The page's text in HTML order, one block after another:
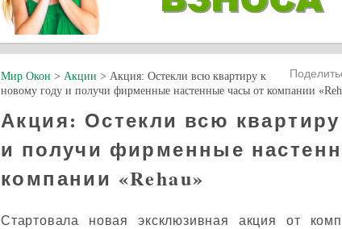
Мир Окон > Акции > Акция: Остекли всю квартиру к
новому году и получи фирменные настенные часы от компании
Акция: Остекли всю
и получи фирменные
компании «Rehau»
Стартовала новая эксклюзивная акция от